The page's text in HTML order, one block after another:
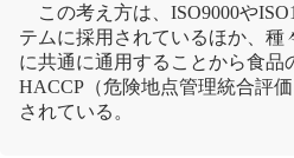
この考え方は、 ISO9000や
テムに採用されているほか、種
に共通に通用することから食品
HACCP（危険地点管理統合評
されている。